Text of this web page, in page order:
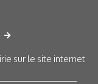
sur le site internet